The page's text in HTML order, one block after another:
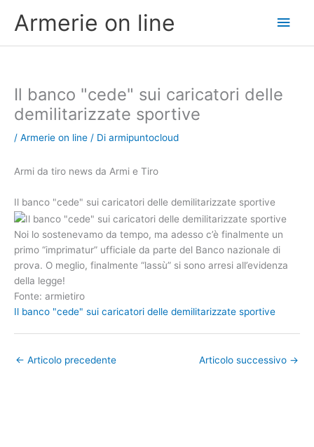
Armerie on line
Il banco "cede" sui caricatori delle
demilitarizzate sportive
/ Armerie on line / Di armipuntocloud
Armi da tiro news da Armi e Tiro
Il banco "cede" sui caricatori delle demilitarizzate sportive
Noi lo sostenevamo da tempo, ma adesso c’è finalmente un
primo “imprimatur” ufficiale da parte del Banco nazionale di
prova. O meglio, finalmente “lassù” si sono arresi all’evidenza
della legge!
Fonte: armietiro
Il banco "cede" sui caricatori delle demilitarizzate sportive
← Articolo precedente Articolo successivo →